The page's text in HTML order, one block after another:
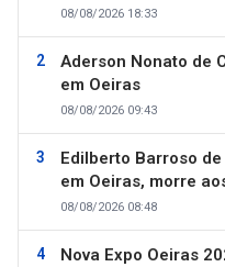
08/08/2026 18:33
Aderson Nonato de
em Oeiras
08/08/2026 09:43
Edilberto Barroso
em Oeiras, morre
08/08/2026 08:48
Nova Expo Oeiras